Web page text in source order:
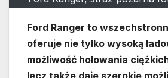
Ford Ranger to
oferuje nie tylko wysoką
możliwość holowania
lecz także daje szerokie